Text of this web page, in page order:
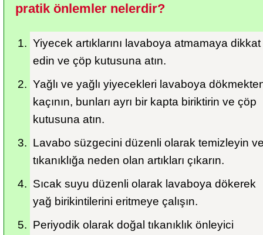
pratik önlemler nelerdir?
Yiyecek artıklarını lavaboya atmamaya dikkat
edin ve çöp kutusuna atın.
Yağlı ve yağlı yiyecekleri lavaboya
kaçının, bunları ayrı bir kapta biriktirin ve çöp
kutusuna atın.
Lavabo süzgecini düzenli olarak temizleyin
tıkanıklığa neden olan artıkları çıkarın.
Sıcak suyu düzenli olarak lavaboya dökerek
yağ birikintilerini eritmeye çalışın.
Periyodik olarak doğal tıkanıklık önleyici